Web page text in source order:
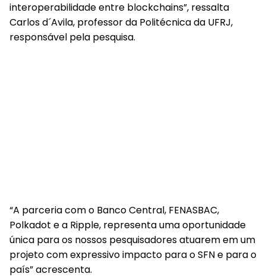
interoperabilidade entre blockchains”, ressalta
Carlos d´Avila, professor da Politécnica da UFRJ,
responsável pela pesquisa.
“A parceria com o Banco Central, FENASBAC,
Polkadot e a Ripple, representa uma oportunidade
única para os nossos pesquisadores atuarem em um
projeto com expressivo impacto para o SFN e para o
país” acrescenta.